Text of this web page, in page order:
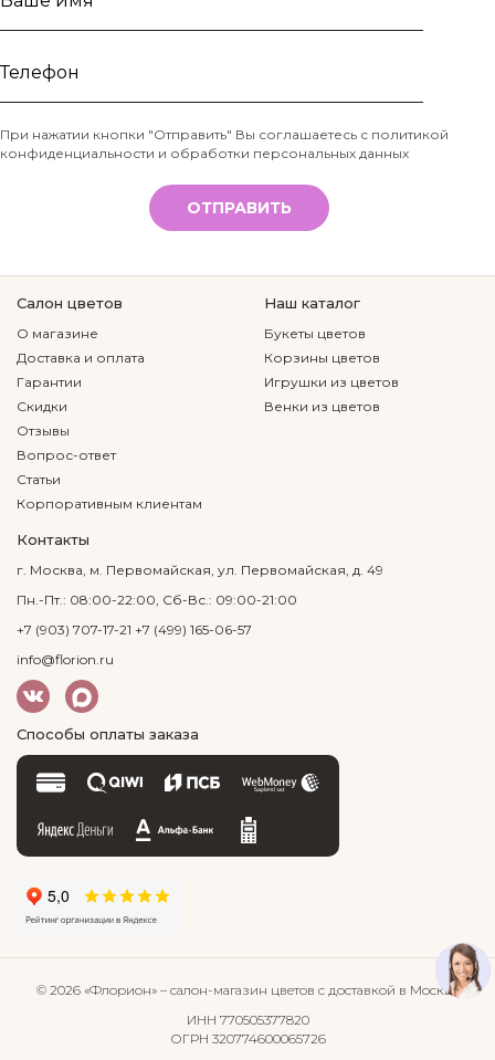
Ваше
Телефон
*
При нажатии кнопки "Отправить" Вы соглашаетесь с политикой
конфиденциальности и обработки персональных данных
ОТПРАВИТЬ
Салон цветов
О магазине
Доставка и оплата
Гарантии
Скидки
Отзывы
Вопрос-ответ
Статьи
Корпоративным клиентам
Наш каталог
Букеты цветов
Корзины цветов
Игрушки из цветов
Венки из цветов
Контакты
г. Москва, м. Первомайская, ул. Первомайская, д. 49
Пн.-Пт.: 08:00-22:00, Сб-Вс.: 09:00-21:00
+7 (903) 707-17-21 +7 (499) 165-06-57
info@florion.ru
Способы оплаты заказа
© 2026 «Флорион» – салон-магазин цветов с доставкой в Москве
ИНН 770505377820
ОГРН 320774600065726